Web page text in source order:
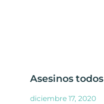
Asesinos todos
diciembre 17, 2020